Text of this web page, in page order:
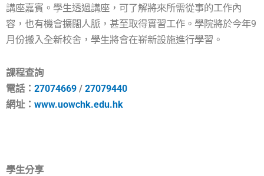
講座嘉賓。學生透過講座，可了解將來所需從事的工作內
容，也有機會擴闊人脈，甚至取得實習工作。學院將於今年9
月份搬入全新校舍，學生將會在嶄新設施進行學習。
課程查詢
電話： 27074669 / 27079440
網址： www.uowchk.edu.hk
學生分享